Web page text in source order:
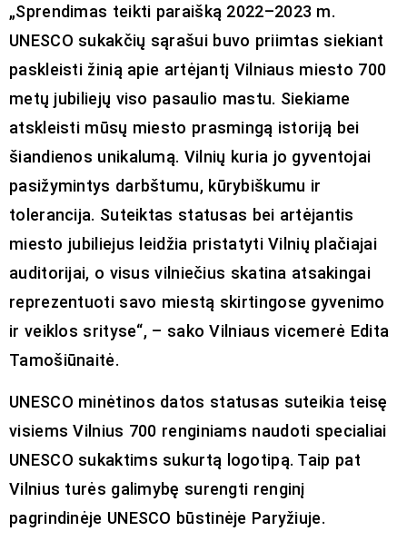
„Sprendimas teikti paraišką 2022–2023 m.
UNESCO sukakčių sąrašui buvo priimtas siekiant
paskleisti žinią apie artėjantį Vilniaus miesto 700
metų jubiliejų viso pasaulio mastu. Siekiame
atskleisti mūsų miesto prasmingą istoriją bei
šiandienos unikalumą. Vilnių kuria jo gyventojai
pasižymintys darbštumu, kūrybiškumu ir
tolerancija. Suteiktas statusas bei artėjantis
miesto jubiliejus leidžia pristatyti Vilnių plačiajai
auditorijai, o visus vilniečius skatina atsakingai
reprezentuoti savo miestą skirtingose gyvenimo
ir veiklos srityse“, – sako Vilniaus vicemerė Edita
Tamošiūnaitė.
UNESCO minėtinos datos statusas suteikia teisę
visiems Vilnius 700 renginiams naudoti specialiai
UNESCO sukaktims sukurtą logotipą. Taip pat
Vilnius turės galimybę surengti renginį
pagrindinėje UNESCO būstinėje Paryžiuje.